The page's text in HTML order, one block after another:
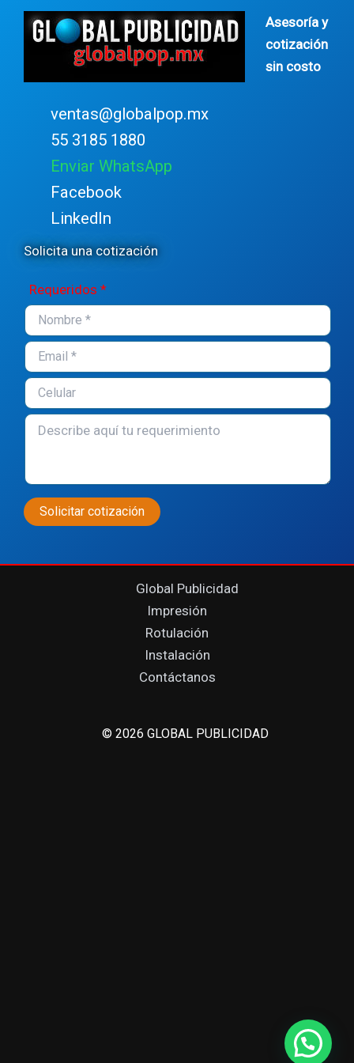
Asesoría y
cotización
sin costo
ventas@globalpop.mx
55 3185 1880
Enviar WhatsApp
Facebook
LinkedIn
Solicita una cotización
Requeridos *
Global Publicidad
Impresión
Rotulación
Instalación
Contáctanos
© 2026 GLOBAL PUBLICIDAD